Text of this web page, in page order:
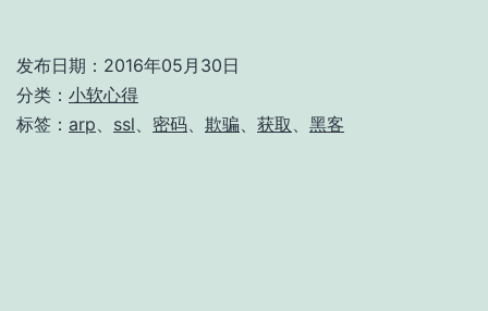
用
发布日期： 2016年05月30日
分类： 小软心得
标签： arp ssl 密码 欺骗 获取 黑客